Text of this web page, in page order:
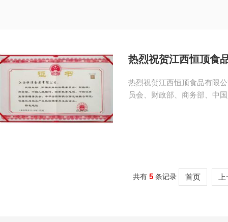
热烈祝贺江西恒顶食
热烈祝贺江西恒顶食品有限
员会、财政部、商务部、中
共有 5条记录 首页